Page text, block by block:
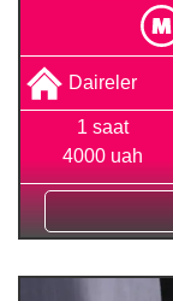
Daireler
1 saat
4000 uah